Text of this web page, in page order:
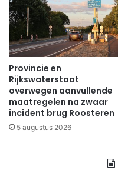
Provincie en
Rijkswaterstaat
overwegen aanvullende
maatregelen na zwaar
incident brug Roosteren
5 augustus 2026